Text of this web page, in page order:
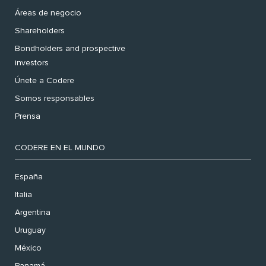
Áreas de negocio
Shareholders
Bondholders and prospective
investors
Únete a Codere
Somos responsables
Prensa
CODERE EN EL MUNDO
España
Italia
Argentina
Uruguay
México